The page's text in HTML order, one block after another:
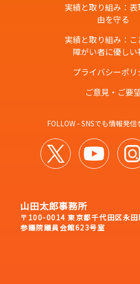
実績と取り組み：表
由を守る
実績と取り組み：こ
障がい者に優しい
プライバシーポリ
ご意見・ご要
FOLLOW - SNSでも情報発
山田太郎事務所
〒100-0014 東京都千代田区永
参議院議員会館623号室